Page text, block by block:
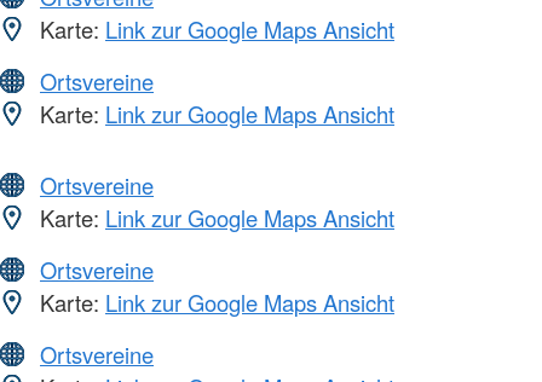
Karte: Link zur Google Maps Ansicht
Ortsvereine
Karte: Link zur Google Maps Ansicht
Ortsvereine
Karte: Link zur Google Maps Ansicht
Ortsvereine
Karte: Link zur Google Maps Ansicht
Ortsvereine